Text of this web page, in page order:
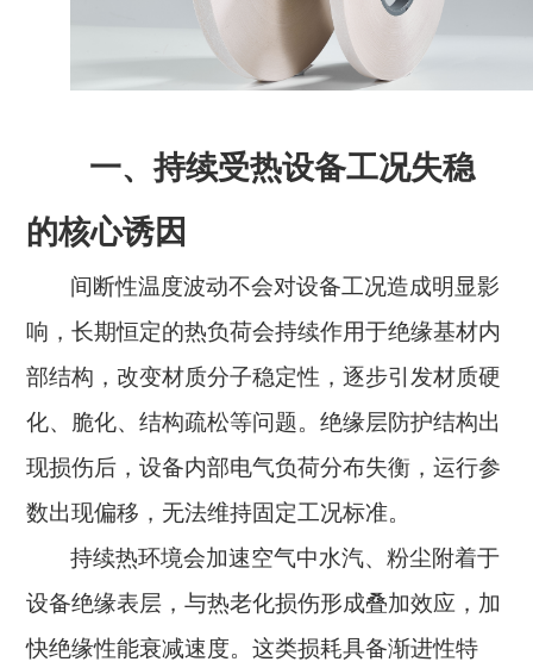
一、持续受热设备工况失稳
的核心诱因
间断性温度波动不会对设备工况造成明显影
响，长期恒定的热负荷会持续作用于绝缘基材内
部结构，改变材质分子稳定性，逐步引发材质硬
化、脆化、结构疏松等问题。绝缘层防护结构出
现损伤后，设备内部电气负荷分布失衡，运行参
数出现偏移，无法维持固定工况标准。
持续热环境会加速空气中水汽、粉尘附着于
设备绝缘表层，与热老化损伤形成叠加效应，加
快绝缘性能衰减速度。这类损耗具备渐进性特